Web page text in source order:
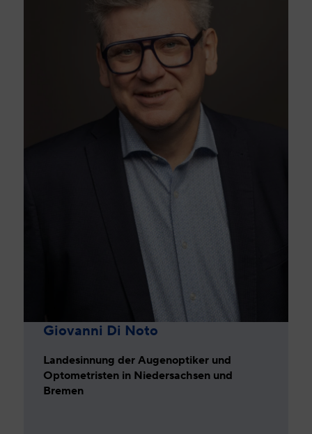
Giovanni Di Noto
Landesinnung der Augenoptiker und
Optometristen in Niedersachsen und
Bremen